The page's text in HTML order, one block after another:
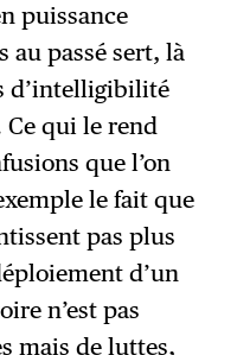
puissance
au passé sert, là
d’intelligibilité
qui le rend
que l’on
le fait que
pas plus
d’un
n’est pas
mais de luttes,